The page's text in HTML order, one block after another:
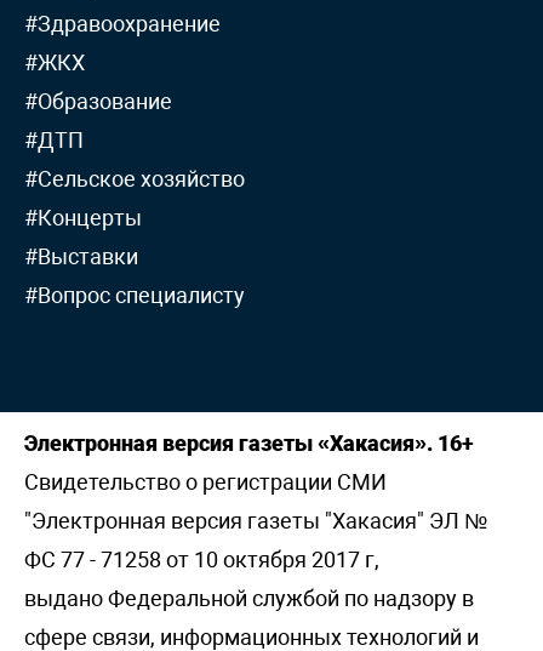
#Здравоохранение
#ЖКХ
#Образование
#ДТП
#Сельское хозяйство
#Концерты
#Выставки
#Вопрос специалисту
Электронная версия газеты «Хакасия». 16+
Свидетельство о регистрации СМИ
"Электронная версия газеты "Хакасия" ЭЛ №
ФС 77 - 71258 от 10 октября 2017 г,
выдано Федеральной службой по надзору в
сфере связи, информационных технологий и